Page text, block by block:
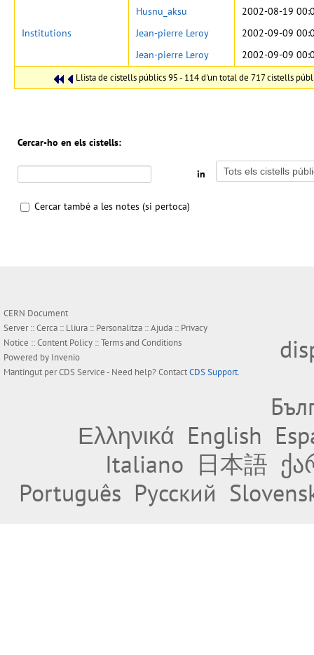
Llista de cistells públics 95 - 114 d'un total de 717 cistells
Husnu_aksu
2002-08-19
Institutions
Jean-pierre Leroy
2002-09-09
Jean-pierre Leroy
2002-09-09
Cercar-ho en els cistells:
in
Cercar també a les notes (si pertoca)
CERN Document
Server ::Cerca :: Lliura :: Personalitza ::Ajuda :: Privacy
Notice ::Content Policy ::Terms and Conditions
Powered by Invenio
Mantingut perCDS Service- Need help? ContactCDS Support.
Ελληνικά English
Italiano 日本語
Português Русский